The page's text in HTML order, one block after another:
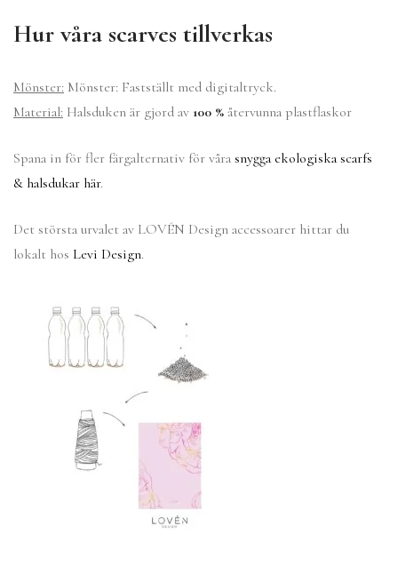
Hur våra scarves tillverkas
Mönster: Mönster: Fastställt med digitaltryck.
Material: Halsduken är gjord av 100 % återvunna plastflaskor
Spana in för fler färgalternativ för våra snygga ekologiska scarfs
& halsdukar här.
Det största urvalet av LOVÉN Design accessoarer hittar du
lokalt hos Levi Design.